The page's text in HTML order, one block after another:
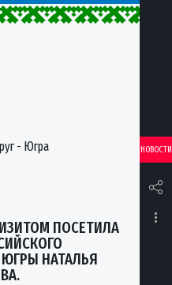
- Югра НОВОСТИ
ПОСЕТИЛА
НАТАЛЬЯ